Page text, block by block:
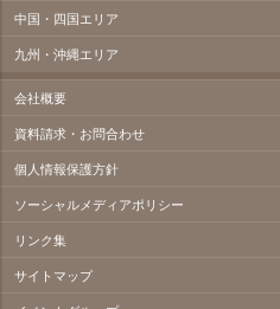
中国・四国エリア
九州・沖縄エリア
会社概要
資料請求・お問合わせ
個人情報保護方針
ソーシャルメディアポリシー
リンク集
サイトマップ